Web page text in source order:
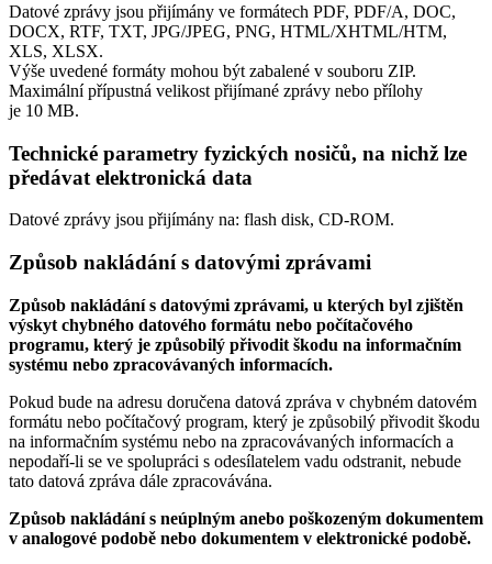
Datové zprávy jsou přijímány ve formátech PDF, PDF/A, DOC,
DOCX, RTF, TXT, JPG/JPEG, PNG, HTML/XHTML/HTM,
XLS, XLSX.
Výše uvedené formáty mohou být zabalené v souboru ZIP.
Maximální přípustná velikost přijímané zprávy nebo přílohy
je 10 MB.
Technické parametry fyzických nosičů, na nichž lze
předávat elektronická data
Datové zprávy jsou přijímány na: flash disk, CD-ROM.
Způsob nakládání s datovými zprávami
Způsob nakládání s datovými zprávami, u kterých byl zjištěn
výskyt chybného datového formátu nebo počítačového
programu, který je způsobilý přivodit škodu na informačním
systému nebo zpracovávaných informacích.
Pokud bude na adresu doručena datová zpráva v chybném datovém
formátu nebo počítačový program, který je způsobilý přivodit škodu
na informačním systému nebo na zpracovávaných informacích a
nepodaří-li se ve spolupráci s odesílatelem vadu odstranit, nebude
tato datová zpráva dále zpracovávána.
Způsob nakládání s neúplným anebo poškozeným dokumentem
v analogové podobě nebo dokumentem v elektronické podobě.